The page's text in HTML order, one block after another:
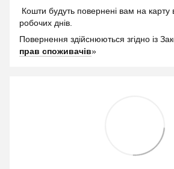
Кошти будуть повернені вам на карту
робочих днів.
Повернення здійснюються згідно із
прав споживачів»